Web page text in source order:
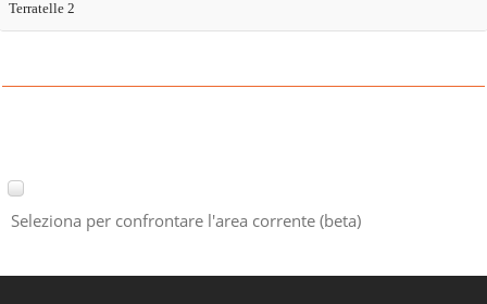
Terratelle 2
Seleziona per confrontare l'area corrente (beta)